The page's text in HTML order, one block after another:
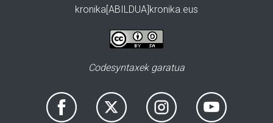
kronika[ABILDUA]kronika.eus
Codesyntaxek garatua